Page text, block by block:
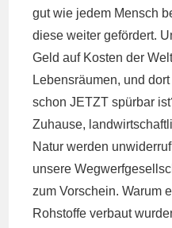
gut wie jedem Mensch
diese weiter gefördert.
Geld auf Kosten der
Lebensräumen, und
schon JETZT spürbar
Zuhause,
Natur werden
unsere
zum Vorschein. Warum
Rohstoffe verbaut